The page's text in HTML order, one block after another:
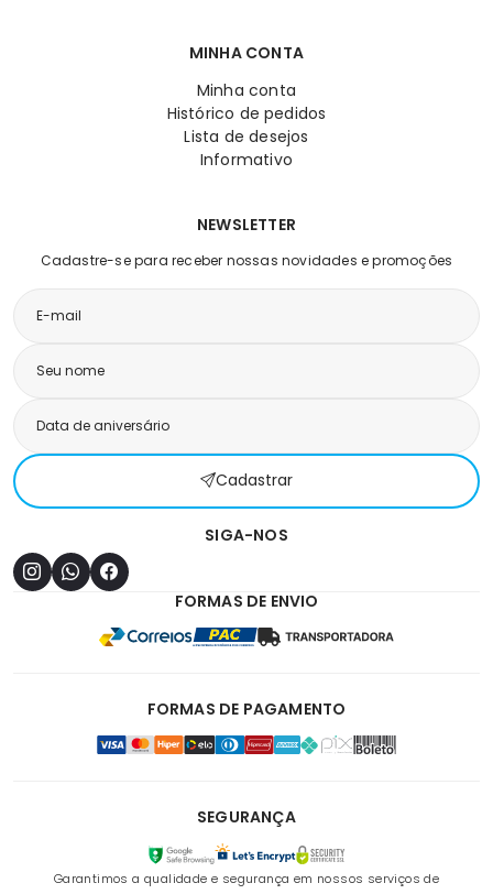
MINHA CONTA
Minha conta
Histórico de pedidos
Lista de desejos
Informativo
NEWSLETTER
Cadastre-se para receber nossas novidades e promoções
Cadastrar
SIGA-NOS
FORMAS DE ENVIO
FORMAS DE PAGAMENTO
SEGURANÇA
Garantimos a qualidade e segurança em nossos serviços de